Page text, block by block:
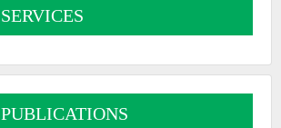
SERVICES
PUBLICATIONS